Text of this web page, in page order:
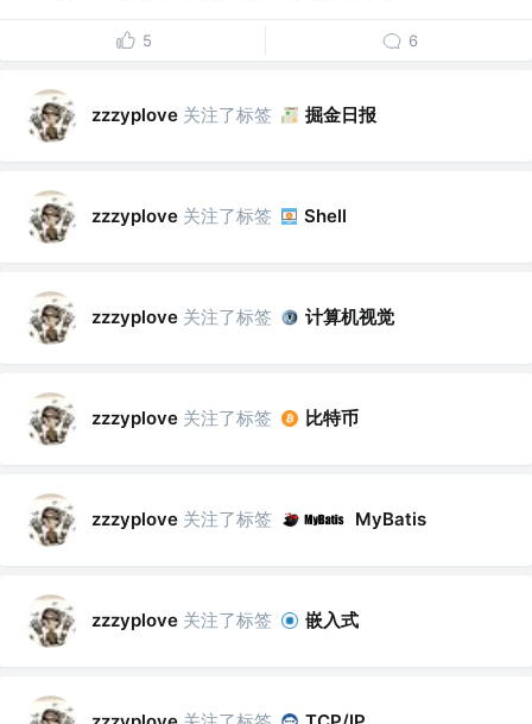
5 6
zzzyplove 关注了标签 掘金日报
zzzyplove 关注了标签 Shell
zzzyplove 关注了标签 计算机视觉
zzzyplove 关注了标签 比特币
zzzyplove 关注了标签 MyBatis
zzzyplove 关注了标签 嵌入式